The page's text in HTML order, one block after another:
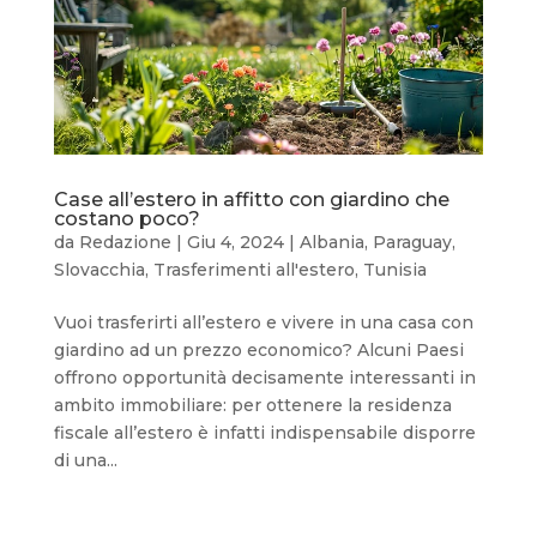
Case all’estero in affitto con giardino che
costano poco?
da Redazione Giu 4, 2024| Albania, Paraguay,
Slovacchia, Trasferimenti all'estero, Tunisia
Vuoi trasferirti all’estero e vivere in una casa con
giardino ad un prezzo economico? Alcuni Paesi
offrono opportunità decisamente interessanti in
ambito immobiliare: per ottenere la residenza
fiscale all’estero è infatti indispensabile disporre
di una...